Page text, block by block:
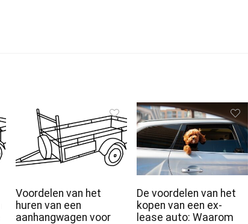
Voordelen van het
huren van een
aanhangwagen voor
De voordelen van het
kopen van een ex-
lease auto: Waarom